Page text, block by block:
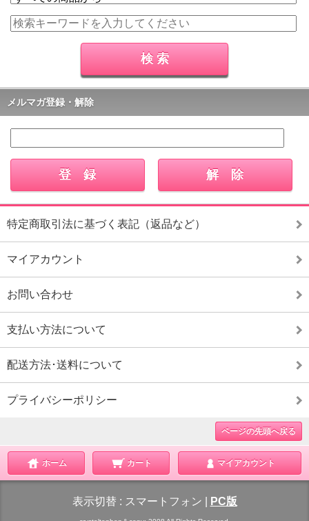
メルマガ登録・解除
特定商取引法に基づく表記（返品など）
マイアカウント
お問い合わせ
支払い方法について
配送方法･送料について
プライバシーポリシー
ページの先頭へ戻る
ホーム カート マイアカウント
表示切替 : スマートフォン PC版